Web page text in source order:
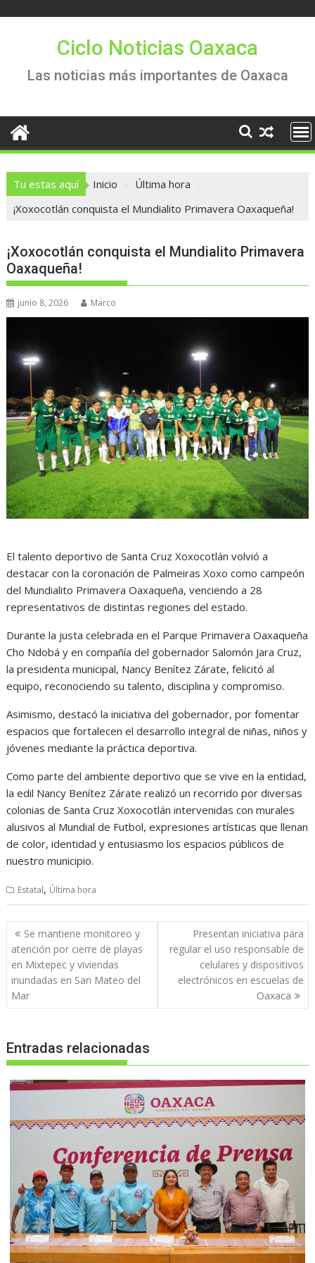
Ciclo Noticias Oaxaca
Las noticias más importantes de Oaxaca
Tu estas aquí Inicio
Última hora
¡Xoxocotlán conquista el Mundialito Primavera Oaxaqueña!
¡Xoxocotlán conquista el Mundialito Primavera
Oaxaqueña!
junio 8, 2026 Marco
El talento deportivo de Santa Cruz Xoxocotlán volvió a
destacar con la coronación de Palmeiras Xoxo como campeón
del Mundialito Primavera Oaxaqueña, venciendo a 28
representativos de distintas regiones del estado.
Durante la justa celebrada en el Parque Primavera Oaxaqueña
Cho Ndobá y en compañía del gobernador Salomón Jara Cruz,
la presidenta municipal, Nancy Benítez Zárate, felicitó al
equipo, reconociendo su talento, disciplina y compromiso.
Asimismo, destacó la iniciativa del gobernador, por fomentar
espacios que fortalecen el desarrollo integral de niñas, niños y
jóvenes mediante la práctica deportiva.
Como parte del ambiente deportivo que se vive en la entidad,
la edil Nancy Benítez Zárate realizó un recorrido por diversas
colonias de Santa Cruz Xoxocotlán intervenidas con murales
alusivos al Mundial de Futbol, expresiones artísticas que llenan
de color, identidad y entusiasmo los espacios públicos de
nuestro municipio.
Estatal, Última hora
Navegación
de
entradas
Se mantiene monitoreo y
atención por cierre de playas
en Mixtepec y viviendas
inundadas en San Mateo del
Mar
Presentan iniciativa para
regular el uso responsable de
celulares y dispositivos
electrónicos en escuelas de
Oaxaca
Entradas relacionadas